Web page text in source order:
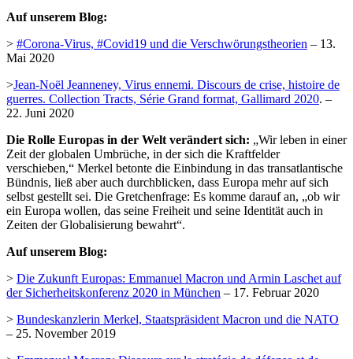
Auf unserem Blog:
> #Corona-Virus, #Covid19 und die Verschwörungstheorien – 13.
Mai 2020
>Jean-Noël Jeanneney, Virus ennemi. Discours de crise, histoire de
guerres. Collection Tracts, Série Grand format, Gallimard 2020. –
22. Juni 2020
Die Rolle Europas in der Welt verändert sich: „Wir leben in einer
Zeit der globalen Umbrüche, in der sich die Kraftfelder
verschieben,“ Merkel betonte die Einbindung in das transatlantische
Bündnis, ließ aber auch durchblicken, dass Europa mehr auf sich
selbst gestellt sei. Die Gretchenfrage: Es komme darauf an, „ob wir
ein Europa wollen, das seine Freiheit und seine Identität auch in
Zeiten der Globalisierung bewahrt“.
Auf unserem Blog:
> Die Zukunft Europas: Emmanuel Macron und Armin Laschet auf
der Sicherheitskonferenz 2020 in München – 17. Februar 2020
> Bundeskanzlerin Merkel, Staatspräsident Macron und die NATO
– 25. November 2019